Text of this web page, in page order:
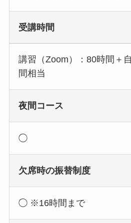
受講時間
講習（Zoom）：80時間＋
間相当
夜間コース
◯
欠席時の振替制度
◯ ※16時間まで